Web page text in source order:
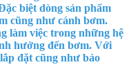
biệt dòng sản phẩm
cũng như cánh bơm.
làm việc trong những hệ
hưởng đến bơm. Với
đặt cũng như bảo